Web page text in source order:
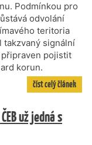
Podmínkou pro
odvolání
teritoria
takzvaný signální
pojistit
korun.
číst celý článek
už jedná s